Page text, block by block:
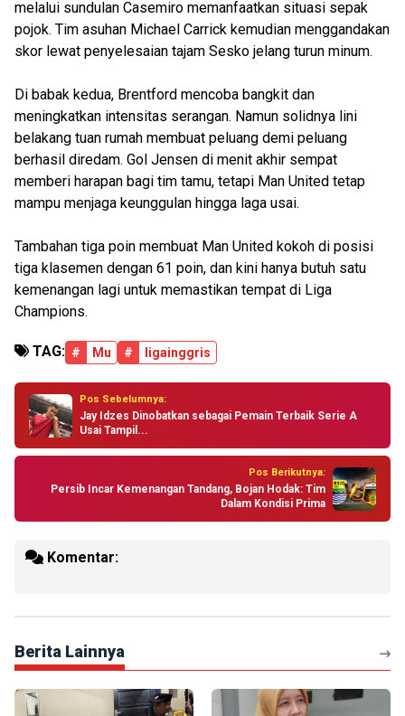
melalui sundulan Casemiro memanfaatkan situasi sepak
pojok. Tim asuhan Michael Carrick kemudian menggandakan
skor lewat penyelesaian tajam Sesko jelang turun minum.
Di babak kedua, Brentford mencoba bangkit dan
meningkatkan intensitas serangan. Namun solidnya lini
belakang tuan rumah membuat peluang demi peluang
berhasil diredam. Gol Jensen di menit akhir sempat
memberi harapan bagi tim tamu, tetapi Man United tetap
mampu menjaga keunggulan hingga laga usai.
Tambahan tiga poin membuat Man United kokoh di posisi
tiga klasemen dengan 61 poin, dan kini hanya butuh satu
kemenangan lagi untuk memastikan tempat di Liga
Champions.
TAG: # Mu # ligainggris
Pos Sebelumnya:
Jay Idzes Dinobatkan sebagai Pemain Terbaik Serie A
Usai Tampil...
Pos Berikutnya:
Persib Incar Kemenangan Tandang, Bojan Hodak: Tim
Dalam Kondisi Prima
Komentar:
Berita Lainnya